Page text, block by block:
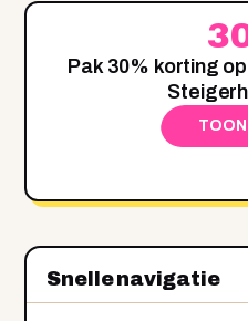
Pak 30% korting
Snelle navigatie